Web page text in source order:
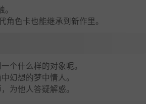
色卡也能继承到新作里。
个什么样的对象呢。
幻想的梦中情人。
为他人答疑解惑。